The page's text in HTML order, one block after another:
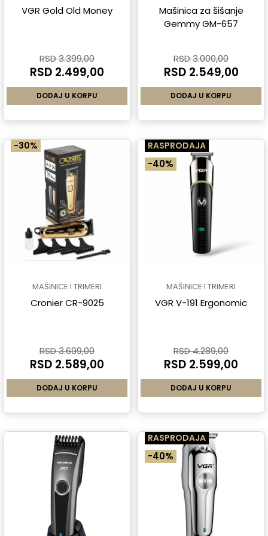
VGR Gold Old Money
RSD 3.399,00
RSD 2.499,00
DODAJ U KORPU
Mašinica za šišanje
Gemmy GM-657
RSD 3.000,00
RSD 2.549,00
DODAJ U KORPU
-30%
MAŠINICE I TRIMERI
Cronier CR-9025
RSD 3.699,00
RSD 2.589,00
DODAJ U KORPU
RASPRODAJA
-40%
MAŠINICE I TRIMERI
VGR V-191 Ergonomic
RSD 4.289,00
RSD 2.599,00
DODAJ U KORPU
RASPRODAJA
-40%